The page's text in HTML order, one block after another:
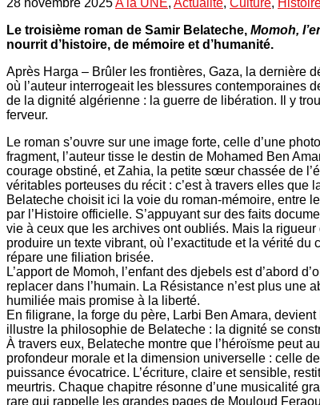
Le troisième roman de Samir Belateche, Momoh,
nourrit d’histoire, de mémoire et d’humanité.
Après Harga – Brûler les frontières, Gaza, la dernière
où l’auteur interrogeait les blessures contemporaines
de la dignité algérienne : la guerre de libération. Il y
ferveur.
Le roman s’ouvre sur une image forte, celle d’une
fragment, l’auteur tisse le destin de Mohamed Ben
courage obstiné, et Zahia, la petite sœur chassée de
véritables porteuses du récit : c’est à travers elles
Belateche choisit ici la voie du roman-mémoire, entre
par l’Histoire officielle. S’appuyant sur des faits
vie à ceux que les archives ont oubliés. Mais la
produire un texte vibrant, où l’exactitude et la vérité
répare une filiation brisée.
L’apport de Momoh, l’enfant des djebels est d’abord
replacer dans l’humain. La Résistance n’est plus une
humiliée mais promise à la liberté.
En filigrane, la forge du père, Larbi Ben Amara,
illustre la philosophie de Belateche : la dignité se
À travers eux, Belateche montre que l’héroïsme peut
profondeur morale et la dimension universelle : celle
puissance évocatrice. L’écriture, claire et sensible,
meurtris. Chaque chapitre résonne d’une musicalité
rare qui rappelle les grandes pages de Mouloud